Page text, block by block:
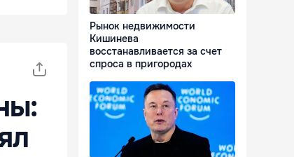
Рынок недвижимости
Кишинева
восстанавливается за счет
спроса в пригородах